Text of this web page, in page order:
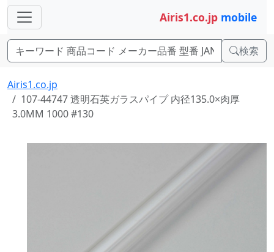
Airis1.co.jp mobile
検索
Airis1.co.jp
107-44747 透明石英ガラスパイプ 内径135.0×肉厚
3.0MM 1000 #130